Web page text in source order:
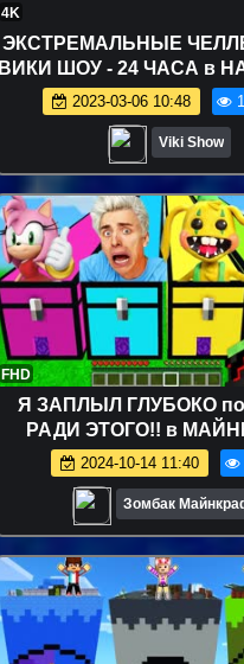
4K
ЭКСТРЕМАЛЬНЫЕ
ВИКИ ШОУ - 24 ЧАСА в
Костюмах *Меня Украл
Вики Шоу
2023-03-06 10:48
Viki Show
FHD
Я ЗАПЛЫЛ ГЛУБОКО
РАДИ ЭТОГО!! в
2024-10-14 11:40
Зомбак